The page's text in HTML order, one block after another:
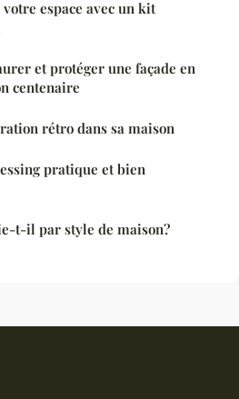
espace avec un kit
et protéger une façade en
centenaire
rétro dans sa maison
pratique et bien
t-il par style de maison?